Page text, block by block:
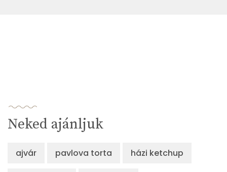
Neked ajánljuk
ajvár pavlova torta házi ketchup